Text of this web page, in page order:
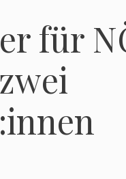
für